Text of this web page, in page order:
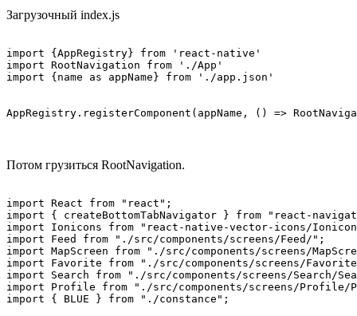
Загрузочный index.js
import {AppRegistry} from 'react-native'
import RootNavigation from './App'
import {name as appName} from './app.json'
AppRegistry.registerComponent(appName, () =>
Потом грузиться RootNavigation.
import React from "react";
import { createBottomTabNavigator } from "react-
import Ionicons from "react-native-vector-icons/
import Feed from "./src/components/screens/Feed/";
import MapScreen from "./src/components/screens/
import Favorite from "./src/components/screens/
import Search from "./src/components/screens/Search/
import Profile from "./src/components/screens/
import { BLUE } from "./constance";